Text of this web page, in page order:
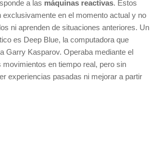
a las máquinas reactivas. Estos
en el momento actual y no
ni aprenden de situaciones anteriores. Un
es Deep Blue, la computadora que
Garry Kasparov. Operaba mediante el
movimientos en tiempo real, pero sin
experiencias pasadas ni mejorar a partir